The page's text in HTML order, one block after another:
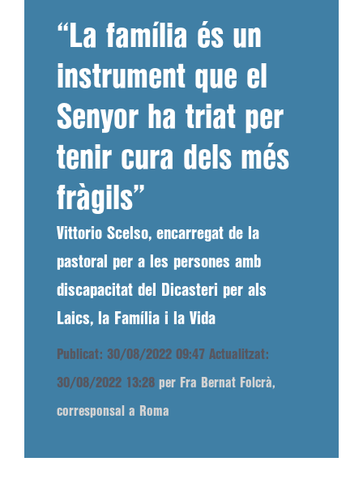
“La família és un
instrument que el
Senyor ha triat per
tenir cura dels més
fràgils”
Vittorio Scelso, encarregat de la
pastoral per a les persones amb
discapacitat del Dicasteri per als
Laics, la Família i la Vida
Publicat: 30/08/2022 09:47 Actualitzat:
30/08/2022 13:28 per Fra Bernat Folcrà,
corresponsal a Roma